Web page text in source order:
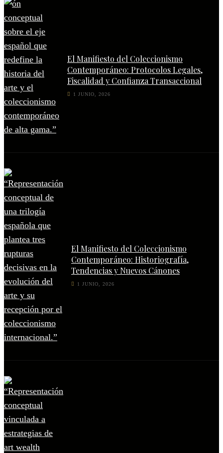
El Manifiesto del Coleccionismo
Contemporáneo: Protocolos Legales,
Fiscalidad y Confianza Transaccional
1 JUNIO, 2026
El Manifiesto del Coleccionismo
Contemporáneo: Historiografía,
Tendencias y Nuevos Cánones
1 JUNIO, 2026